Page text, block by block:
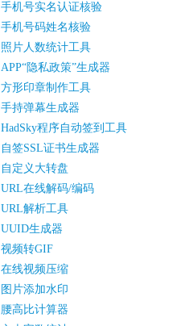
手机号实名认证核验
手机号码姓名核验
照片人数统计工具
APP“隐私政策”生成器
方形印章制作工具
手持弹幕生成器
HadSky程序自动签到工具
自签SSL证书生成器
自定义大转盘
URL在线解码/编码
URL解析工具
UUID生成器
视频转GIF
在线视频压缩
图片添加水印
腰高比计算器